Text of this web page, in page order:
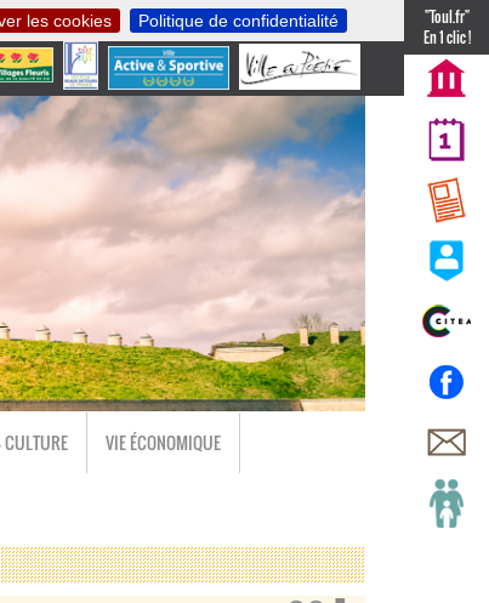
les cookies Politique de confidentialité
"Toul.fr"
En 1 clic !
CULTURE VIE ÉCONOMIQUE